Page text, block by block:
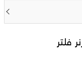
فلتر